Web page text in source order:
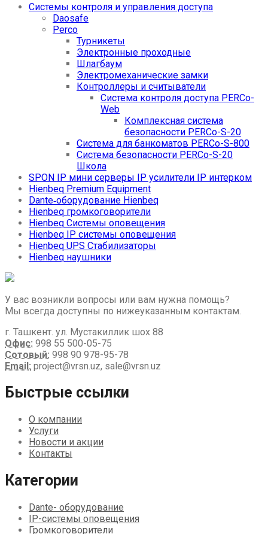
Системы контроля и управления доступа
Daosafe
Perco
Турникеты
Электронные проходные
Шлагбаум
Электромеханические замки
Контроллеры и считыватели
Система контроля доступа PERCo-
Web
Комплексная система
безопасности PERCo-S-20
Система для банкоматов PERCo-S-800
Система безопасности PERCo-S-20
Школа
SPON IP мини серверы IP усилители IP интерком
Hienbeq Premium Equipment
Dante‑оборудование Hienbeq
Hienbeq громкоговорители
Hienbeq Системы оповещения
Hienbeq IP системы оповещения
Hienbeq UPS Стабилизаторы
Hienbeq наушники
У вас возникли вопросы или вам нужна помощь?
Мы всегда доступны по нижеуказанным контактам.
г. Ташкент. ул. Мустакиллик шох 88
Офис: 998 55 500-05-75
Сотовый: 998 90 978-95-78
Email: project@vrsn.uz, sale@vrsn.uz
Быстрые ссылки
О компании
Услуги
Новости и акции
Контакты
Категории
Dante- оборудование
IP-системы оповещения
Громкоговорители